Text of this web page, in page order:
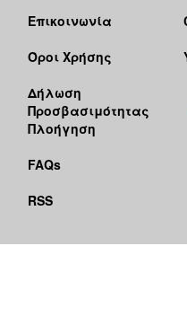
Επικοινωνία
Όροι Χρήσης
Δήλωση
Προσβασιμότητας
Πλοήγηση
FAQs
RSS